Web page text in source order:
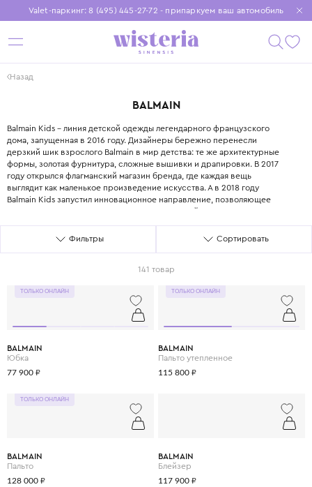
Valet-паркинг: 8 (495) 445-27-72 - припаркуем ваш автомобиль
Бесплатная доставка при заказе от 15 000 ₽
Установите приложение, чтобы покупки были еще удобнее
Назад
BALMAIN
Balmain Kids – линия детской одежды легендарного французского
дома, запущенная в 2016 году. Дизайнеры бережно перенесли
дерзкий шик взрослого Balmain в мир детства: те же архитектурные
формы, золотая фурнитура, сложные вышивки и драпировки. В 2017
году открылся флагманский магазин бренда, где каждая вещь
выглядит как маленькое произведение искусства. А в 2018 году
Balmain Kids запустил инновационное направление, позволяющее
детям с ранних лет прикасаться к миру высокой моды. Золотые
пуговицы, фактурные ткани, линии кроя – здесь нет места скучной
повседневности.Фильтры Сортировать
141 товар
ТОЛЬКО ОНЛАЙН
BALMAIN
Юбка
77 900 ₽
ТОЛЬКО ОНЛАЙН
BALMAIN
Пальто утепленное
115 800 ₽
ТОЛЬКО ОНЛАЙН
BALMAIN
Пальто
128 000 ₽
BALMAIN
Блейзер
117 900 ₽